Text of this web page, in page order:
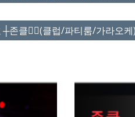
존클❤️‍🔥(클럽/파티룸/가라오